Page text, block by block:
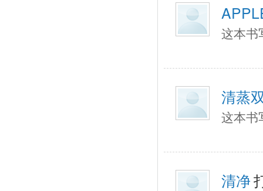
这本书
清蒸
这本书
清净